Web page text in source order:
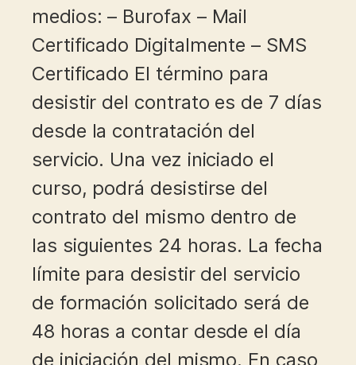
medios: – Burofax – Mail
Certificado Digitalmente – SMS
Certificado El término para
desistir del contrato es de 7 días
desde la contratación del
servicio. Una vez iniciado el
curso, podrá desistirse del
contrato del mismo dentro de
las siguientes 24 horas. La fecha
límite para desistir del servicio
de formación solicitado será de
48 horas a contar desde el día
de iniciación del mismo. En caso